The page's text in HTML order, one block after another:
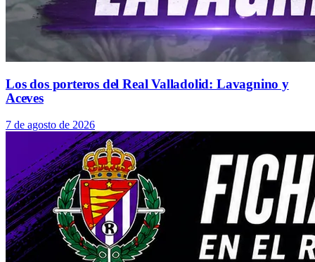
Los dos porteros del Real Valladolid: Lavagnino y
Aceves
7 de agosto de 2026